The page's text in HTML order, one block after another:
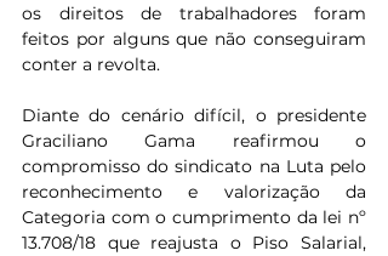
os direitos de trabalhadores foram
feitos por alguns que não conseguiram
conter a revolta.
Diante do cenário difícil, o presidente
Graciliano Gama reafirmou o
compromisso do sindicato na Luta pelo
reconhecimento e valorização da
Categoria com o cumprimento da lei nº
13.708/18 que reajusta o Piso Salarial,